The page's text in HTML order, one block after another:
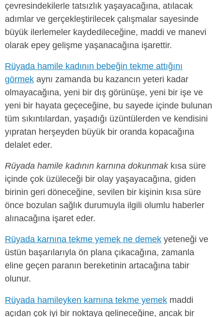
çevresindekilerle tatsızlık yaşayacağına, atılacak
adımlar ve gerçekleştirilecek çalışmalar sayesinde
büyük ilerlemeler kaydedileceğine, maddi ve manevi
olarak epey gelişme yaşanacağına işarettir.
Rüyada hamile kadının bebeğin tekme attığını
görmek aynı zamanda bu kazancın yeteri kadar
olmayacağına, yeni bir dış görünüşe, yeni bir işe ve
yeni bir hayata geçeceğine, bu sayede içinde bulunan
tüm sıkıntılardan, yaşadığı üzüntülerden ve kendisini
yıpratan herşeyden büyük bir oranda kopacağına
delalet eder.
Rüyada hamile kadının karnına dokunmakkısa süre
içinde çok üzüleceği bir olay yaşayacağına, giden
birinin geri döneceğine, sevilen bir kişinin kısa süre
önce bozulan sağlık durumuyla ilgili olumlu haberler
alınacağına işaret eder.
Rüyada karnına tekme yemek ne demek yeteneği ve
üstün başarılarıyla ön plana çıkacağına, zamanla
eline geçen paranın bereketinin artacağına tabir
olunur.
Rüyada hamileyken karnına tekme yemek maddi
açıdan çok iyi bir noktaya gelineceğine, ancak bir